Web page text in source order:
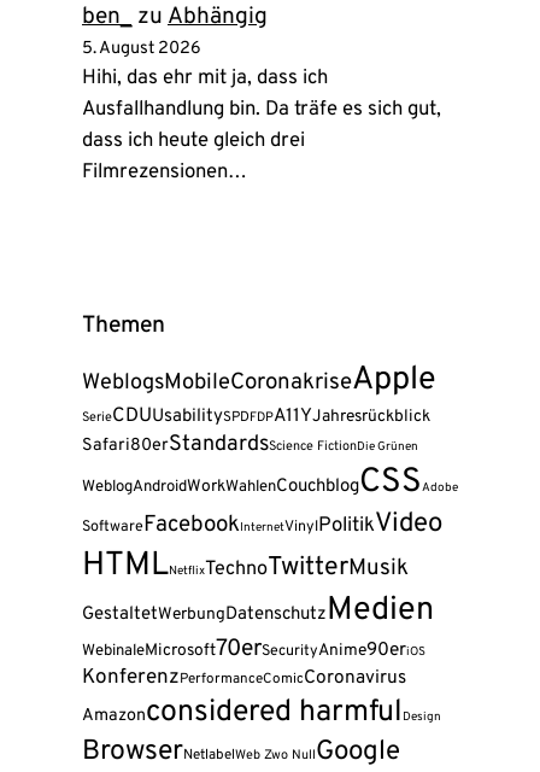
ben_zu Abhängig
5. August 2026
Hihi, das ehr mit ja, dass ich
Ausfallhandlung bin. Da träfe es sich gut,
dass ich heute gleich drei
Filmrezensionen…
Themen
WeblogsMobileCoronakriseApple
SerieCDUUsabilitySPDFDPA11YJahresrückblick
Safari80erStandardsScience FictionDie Grünen
WeblogAndroidWorkWahlenCouchblogCSSAdobe
SoftwareFacebookInternetVinylPolitikVideo
HTMLNetflixTechnoTwitterMusik
GestaltetWerbungDatenschutzMedien
WebinaleMicrosoft70erSecurityAnime90eriOS
KonferenzPerformanceComicCoronavirus
Amazonconsidered harmful Design
BrowserNetlabelWeb Zwo NullGoogle